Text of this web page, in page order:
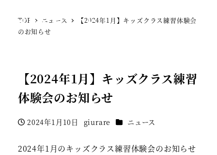
SFCジェラーレ MENU
TOP ニュース
【2024年1月】キッズクラス練習体験会
のお知らせ
【2024年1月】キッズクラス練習
体験会のお知らせ
投稿日
2024年1月10日
著
giurare カテゴリー
ニュース
2024年1月のキッズクラス練習体験会のお知らせ